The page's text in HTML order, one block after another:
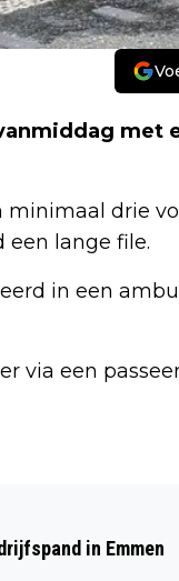
met
minimaal drie
een lange file.
in een
via een
in Emmen